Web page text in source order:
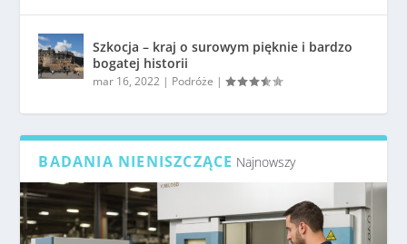
Szkocja – kraj o surowym pięknie i bardzo
bogatej historii
mar 16, 2022 | Podróże |
BADANIA NIENISZCZĄCE Najnowszy